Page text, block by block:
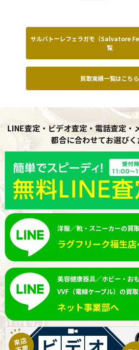
サルバトーレフェラガモ（Salvatore
覧
買取実績一覧はこちら
LINE査定・ビデオ査定・電話査定・
都合に合わせてお選びく
洋服／靴・スニーカーの買
ラグフリーク福生店
美容健康器具／ホビー・お
VVF（電線ケーブル）の買
ネット事業部へ